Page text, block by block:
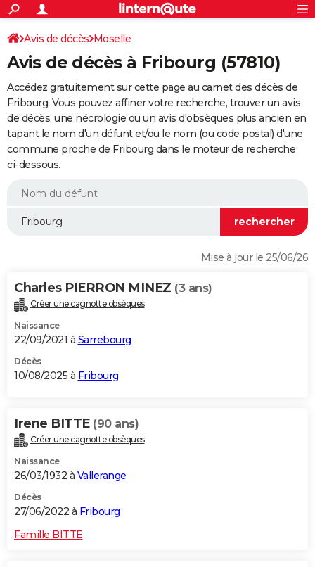
ACTUALITÉS
Politique
Société
Faits Divers
Education
Monde
Villes
+
SPORT
Coupe du monde 2026
Football
Tennis
Cyclisme
Rugby
Forum
Programme TV
TNT
Streaming
Cinéma
Sorties cinéma
Musique
+
FINANCE
Retraite
Epargne
Immobilier
Risques naturels par ville
Assurance
AUTO
Essais
Réserver un essai
Citadines
Berlines
SUV
Forum auto
+HIGH-TECH
BRICOLAGE
WEEK-END
Alimentation
Guide de la santé
Maladies
Médicaments
Sommeil
VOYAGE
Destinations
City break
Voyage nature
Voyage de noces
Forum
Climat
+PHOTO
GUIDES D'ACHAT
CARTE DE VOEUX
Carte de Noël
Carte Bonne année
Carte Saint-Valentin
Carte Pâques
Carte d'anniversaire
DICTIONNAIRE
Dictionnaire
Biographies
Citations
Expressions
Proverbes
PROGRAMME TV
COPAINS D'AVANT
S'inscrire
Se connecter
Lycées
Collèges
Primaires
Universités
Entreprises
Service militaire
Avis de recherche
AVIS DE DÉCÈS
Avis de décès Moselle
Avis de décès à Fribourg (57810)
Accédez gratuitement sur cette page au carnet des décès de
Fribourg. Vous pouvez affiner votre recherche, trouver un avis
de décès, une nécrologie ou un avis d'obsèques plus ancien en
tapant le nom d'un défunt et/ou le nom (ou code postal) d'une
commune proche de Fribourg dans le moteur de recherche
ci-dessous.
Mise à jour le 25/06/26
Charles PIERRON MINEZ (3 ans)
Créer une cagnotte obsèques
Naissance
22/09/2021 à Sarrebourg
Décès
10/08/2025 à Fribourg
Irene BITTE (90 ans)
Créer une cagnotte obsèques
Naissance
26/03/1932 à Vallerange
Décès
27/06/2022 à Fribourg
Famille BITTE